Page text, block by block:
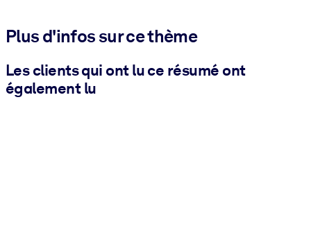
Plus d'infos sur ce thème
Les clients qui ont lu ce résumé ont
également lu